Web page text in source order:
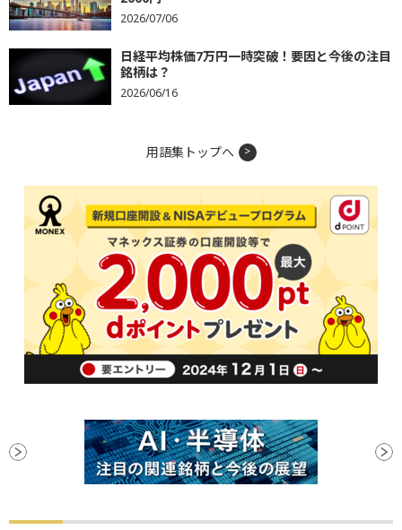
2026/07/06
日経平均株価7万円一時突破！要因と今後の注目
銘柄は？
2026/06/16
用語集トップへ